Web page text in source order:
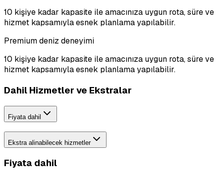
10 kişiye kadar kapasite ile amacınıza uygun rota, süre ve
hizmet kapsamıyla esnek planlama yapılabilir.
Premium deniz deneyimi
10 kişiye kadar kapasite ile amacınıza uygun rota, süre ve
hizmet kapsamıyla esnek planlama yapılabilir.
Dahil Hizmetler ve Ekstralar
Fiyata dahil
Ekstra alinabilecek hizmetler
Fiyata dahil